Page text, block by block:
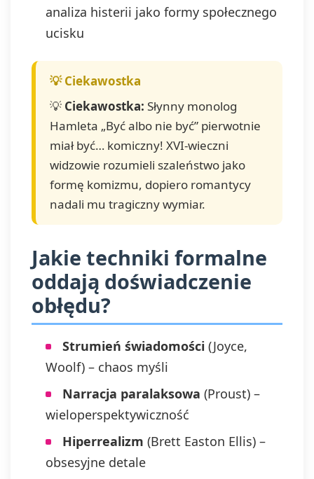
analiza histerii jako formy społecznego
ucisku
💡 Ciekawostka: Słynny monolog
Hamleta „Być albo nie być” pierwotnie
miał być… komiczny! XVI-wieczni
widzowie rozumieli szaleństwo jako
formę komizmu, dopiero romantycy
nadali mu tragiczny wymiar.
Jakie techniki formalne
oddają doświadczenie
obłędu?
Strumień świadomości (Joyce,
Woolf) – chaos myśli
Narracja paralaksowa (Proust) –
wieloperspektywiczność
Hiperrealizm (Brett Easton Ellis) –
obsesyjne detale